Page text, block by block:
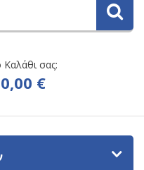
Καλάθι σας:
0,00 €